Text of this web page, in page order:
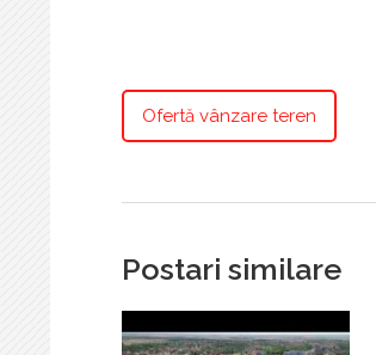
Ofertă vânzare teren
Postari similare